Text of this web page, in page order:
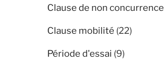
Clause de non concurrence
Clause mobilité (22)
Période d'essai (9)